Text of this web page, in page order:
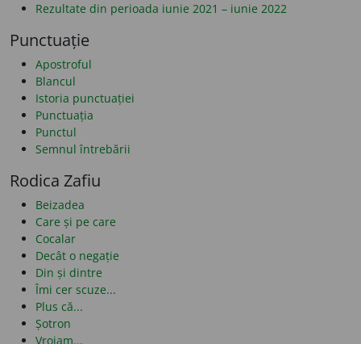
Rezultate din perioada iunie 2021 – iunie 2022
Punctuație
Apostroful
Blancul
Istoria punctuației
Punctuația
Punctul
Semnul întrebării
Rodica Zafiu
Beizadea
Care și pe care
Cocalar
Decât o negație
Din și dintre
Îmi cer scuze...
Plus că...
Șotron
Vroiam...